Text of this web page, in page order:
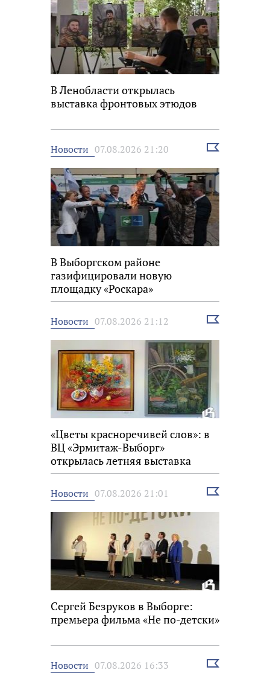
В Ленобласти открылась
выставка фронтовых этюдов
Новости 07.08.2026 21:20
Выбрать
В Выборгском районе
газифицировали новую
площадку «Роскара»
Новости 07.08.2026 21:12
Выбрать
«Цветы красноречивей слов»: в
ВЦ «Эрмитаж-Выборг»
открылась летняя выставка
Новости 07.08.2026 21:01
Выбрать
Сергей Безруков в Выборге:
премьера фильма «Не по-детски»
Новости 07.08.2026 16:33
Выбрать